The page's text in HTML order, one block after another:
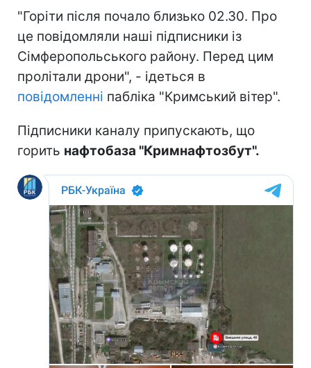
"Горіти після почало близько 02.30. Про
це повідомляли наші підписники із
Сімферопольського району. Перед цим
пролітали дрони", - ідеться в
повідомленні пабліка "Кримський вітер".
Підписники каналу припускають, що
горить нафтобаза "Кримнафтозбут".